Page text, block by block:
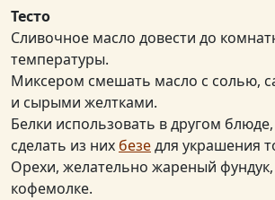
Тесто
Сливочное масло довести до
температуры.
Миксером смешать масло с солью,
и сырыми желтками.
Белки использовать в другом
сделать из них безедля украшения
Орехи, желательно жареный
кофемолке.